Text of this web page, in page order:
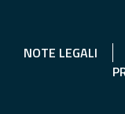
NOTE LEGALI